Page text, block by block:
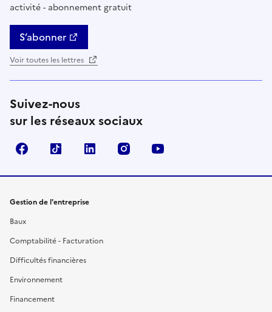
activité - abonnement gratuit
S’abonner
Voir toutes les lettres
Suivez-nous
sur les réseaux sociaux
FacebookTikTok Linkedin Instagram
Gestion de l'entreprise
Baux
Comptabilité - Facturation
Difficultés financières
Environnement
Financement